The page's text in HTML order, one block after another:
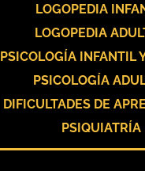
LOGOPEDIA
LOGOPEDIA
PSICOLOGÍA INFANTIL
PSICOLOGÍA
DIFICULTADES DE
PSIQUIATRÍA